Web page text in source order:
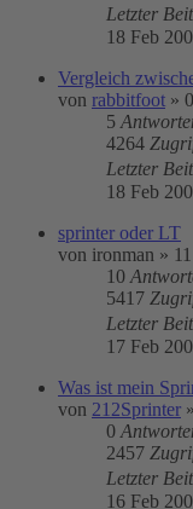
Letzter
18 Feb
Vergleich
von rabbitfoot »
5
4264
Letzter
18 Feb
sprinter oder LT
von ironman »
10
5417
Letzter
17 Feb
Was ist mein
von 212Sprinter »
0
2457
Letzter
16 Feb